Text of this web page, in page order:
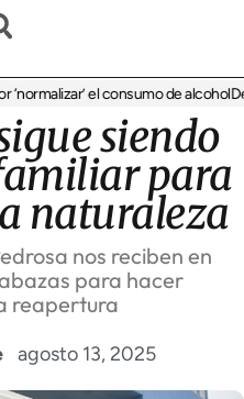
el consumo de alcoholDe
siendo
para
naturaleza
nos reciben en
para hacer
reapertura
agosto 13, 2025